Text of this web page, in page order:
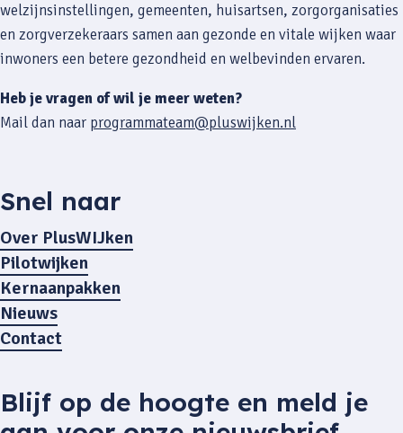
welzijnsinstellingen, gemeenten, huisartsen, zorgorganisaties
en zorgverzekeraars samen aan gezonde en vitale wijken waar
inwoners een betere gezondheid en welbevinden ervaren.
Heb je vragen of wil je meer weten?
Mail dan naar programmateam@pluswijken.nl
Snel naar
Over PlusWIJken
Pilotwijken
Kernaanpakken
Nieuws
Contact
Blijf op de hoogte en meld je